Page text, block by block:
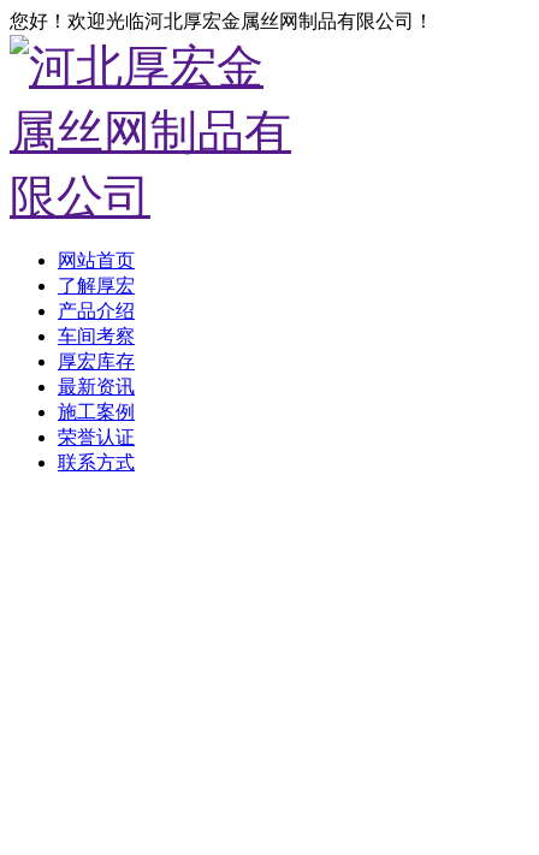
您好！欢迎光临河北厚宏金属丝网制品有限公司！
网站首页
了解厚宏
产品介绍
车间考察
厚宏库存
最新资讯
施工案例
荣誉认证
联系方式